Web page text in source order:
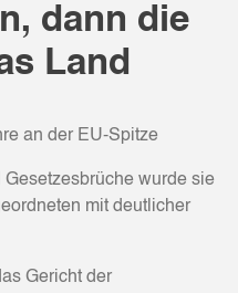
dann die
Land
an der EU-Spitze
Gesetzesbrüche wurde sie
mit deutlicher
Gericht der